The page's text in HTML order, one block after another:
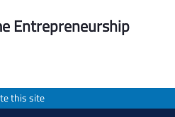
Entrepreneurship
this site